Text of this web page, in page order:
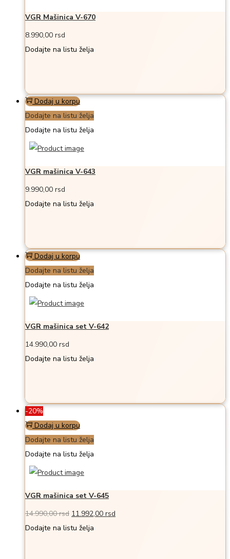
VGR Mašinica V-670
8.990,00 rsd
Dodajte na listu želja
Dodaj u korpu
Dodajte na listu želja
Dodajte na listu želja
VGR mašinica V-643
9.990,00 rsd
Dodajte na listu želja
Dodaj u korpu
Dodajte na listu želja
Dodajte na listu želja
VGR mašinica set V-642
14.990,00 rsd
Dodajte na listu želja
-20%
Dodaj u korpu
Dodajte na listu želja
Dodajte na listu želja
VGR mašinica set V-645
14.990,00rsd Originalna
cena
11.992,00 rsd
Dodajte na listu želja